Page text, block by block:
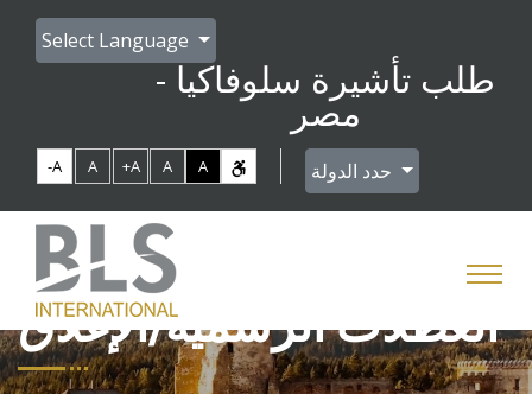
Select Language
طلب تأشيرة سلوفاكيا -
مصر
-A A +A A A
العطلات الرسمية/الإغلاق